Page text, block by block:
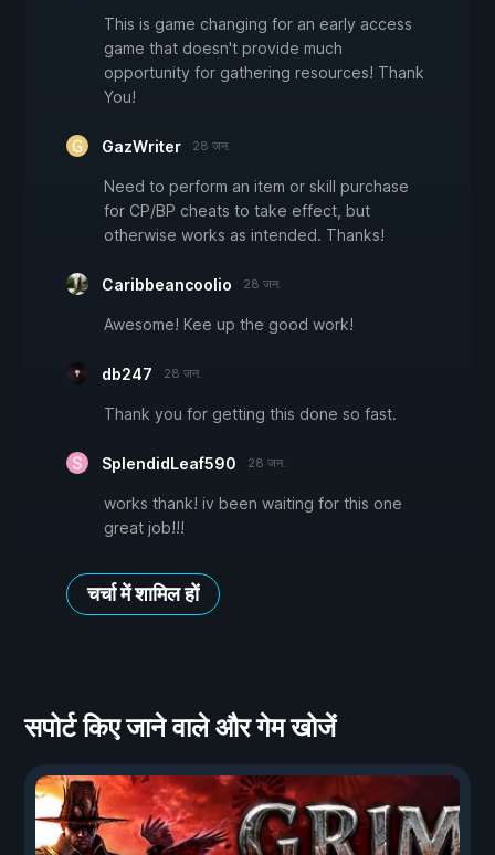
This is game changing for an early access
game that doesn't provide much
opportunity for gathering resources! Thank
You!
GazWriter 28 जन.
Need to perform an item or skill purchase
for CP/BP cheats to take effect, but
otherwise works as intended. Thanks!
Caribbeancoolio 28 जन.
Awesome! Kee up the good work!
db247 28 जन.
Thank you for getting this done so fast.
SplendidLeaf590 28 जन.
works thank! iv been waiting for this one
great job!!!
चर्चा में शामिल हों
सपोर्ट किए जाने वाले और गेम खोजें